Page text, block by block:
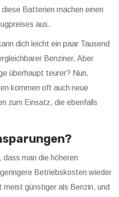
Batterien machen einen
aus.
dich leicht ein paar Tausend
Benziner. Aber
überhaupt teurer? Nun,
kommen oft auch neue
zum Einsatz, die ebenfalls
dass man die höheren
Betriebskosten wieder
günstiger als Benzin, und